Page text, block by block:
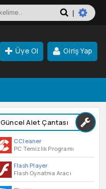
Üye Ol Giriş Yap
Güncel Alet Çantası
CCleaner
PC Temizlik Programı
Flash Player
Flash Oynatma Aracı